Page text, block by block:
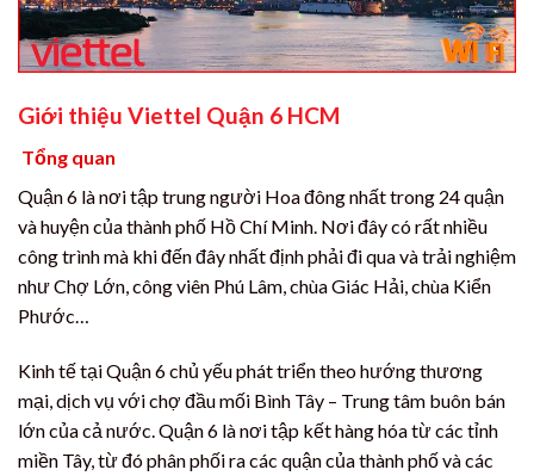
Giới thiệu Viettel Quận 6 HCM
Tổng quan
Quận 6 là nơi tập trung người Hoa đông nhất trong 24 quận
và huyện của thành phố Hồ Chí Minh. Nơi đây có rất nhiều
công trình mà khi đến đây nhất định phải đi qua và trải nghiệm
như Chợ Lớn, công viên Phú Lâm, chùa Giác Hải, chùa Kiển
Phước…
Kinh tế tại Quận 6 chủ yếu phát triển theo hướng thương
mại, dịch vụ với chợ đầu mối Bình Tây – Trung tâm buôn bán
lớn của cả nước. Quận 6 là nơi tập kết hàng hóa từ các tỉnh
miền Tây, từ đó phân phối ra các quận của thành phố và các